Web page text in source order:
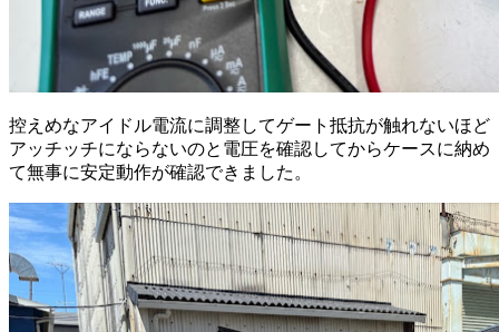
控えめなアイドル電流に調整してゲート抵抗が触れないほど
アッチッチにならないのと電圧を確認してからケースに納め
て無事に安定動作が確認できました。